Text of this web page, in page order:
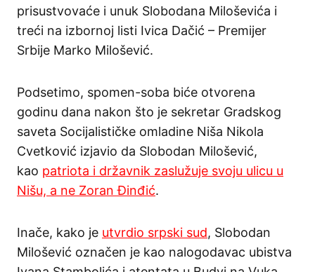
prisustvovaće i unuk Slobodana Miloševića i
treći na izbornoj listi Ivica Dačić – Premijer
Srbije Marko Milošević.
Podsetimo, spomen-soba biće otvorena
godinu dana nakon što je sekretar Gradskog
saveta Socijalističke omladine Niša Nikola
Cvetković izjavio da Slobodan Milošević,
kao patriota i državnik zaslužuje svoju ulicu u
Nišu, a ne Zoran Đinđić.
Inače, kako je utvrdio srpski sud, Slobodan
Milošević označen je kao nalogodavac ubistva